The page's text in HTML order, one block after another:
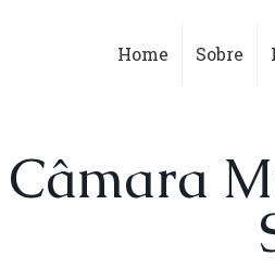
Home Sobre